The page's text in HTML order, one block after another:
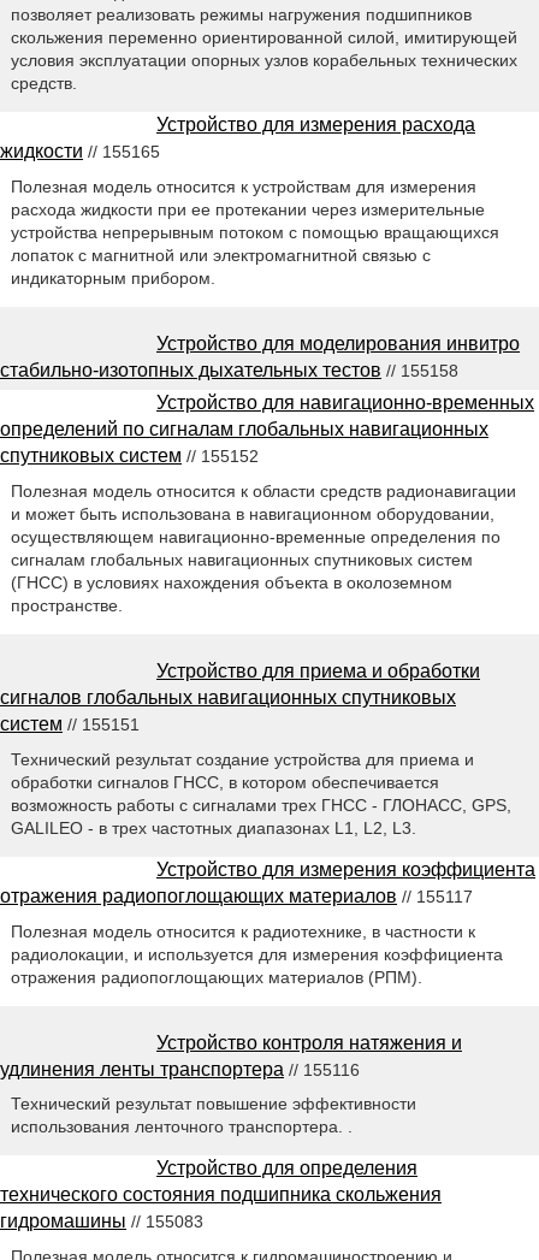
позволяет реализовать режимы нагружения подшипников
скольжения переменно ориентированной силой, имитирующей
условия эксплуатации опорных узлов корабельных технических
средств.
Устройство для измерения расхода
жидкости // 155165
Полезная модель относится к устройствам для измерения
расхода жидкости при ее протекании через измерительные
устройства непрерывным потоком с помощью вращающихся
лопаток с магнитной или электромагнитной связью с
индикаторным прибором.
Устройство для моделирования инвитро
стабильно-изотопных дыхательных тестов // 155158
Устройство для навигационно-временных
определений по сигналам глобальных навигационных
спутниковых систем // 155152
Полезная модель относится к области средств радионавигации
и может быть использована в навигационном оборудовании,
осуществляющем навигационно-временные определения по
сигналам глобальных навигационных спутниковых систем
(ГНСС) в условиях нахождения объекта в околоземном
пространстве.
Устройство для приема и обработки
сигналов глобальных навигационных спутниковых
систем // 155151
Технический результат создание устройства для приема и
обработки сигналов ГНСС, в котором обеспечивается
возможность работы с сигналами трех ГНСС - ГЛОНАСС, GPS,
GALILEO - в трех частотных диапазонах L1, L2, L3.
Устройство для измерения коэффициента
отражения радиопоглощающих материалов // 155117
Полезная модель относится к радиотехнике, в частности к
радиолокации, и используется для измерения коэффициента
отражения радиопоглощающих материалов (РПМ).
Устройство контроля натяжения и
удлинения ленты транспортера // 155116
Технический результат повышение эффективности
использования ленточного транспортера. .
Устройство для определения
технического состояния подшипника скольжения
гидромашины // 155083